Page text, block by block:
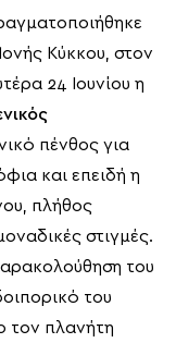
Κύκκου, στον
24 Ιουνίου η
πένθος για
και επειδή η
πλήθος
στιγμές.
του
του
τον πλανήτη